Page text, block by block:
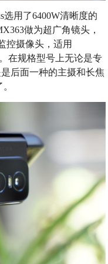
选用了6400W清晰度的
做为超广角镜头，
控摄像头，适用
在规格型号上无论是专
后面一种的主摄和长焦